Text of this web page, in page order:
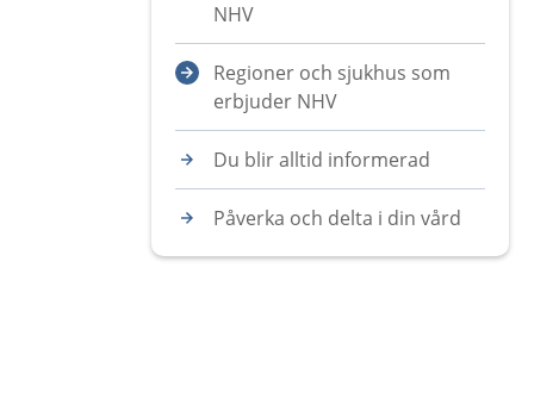
NHV
Regioner och sjukhus som
erbjuder NHV
Du blir alltid informerad
Påverka och delta i din vård